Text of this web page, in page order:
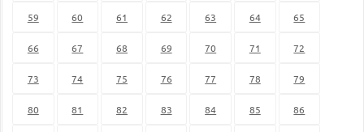
59 60 61 62 63 64 65
66 67 68 69 70 71 72
73 74 75 76 77 78 79
80 81 82 83 84 85 86